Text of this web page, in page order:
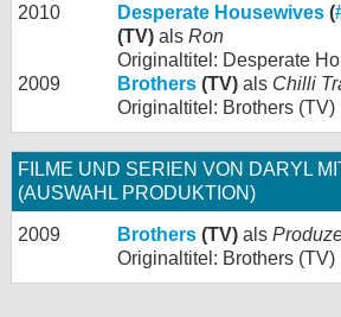
2010
Desperate Housewives (
(TV) als Ron
Originaltitel: Desperate
2009
Brothers (TV) als Chilli
Originaltitel: Brothers (TV)
FILME UND SERIEN VON DARYL
(AUSWAHL PRODUKTION)
2009 Brothers (TV) als
Originaltitel: Brothers (TV)